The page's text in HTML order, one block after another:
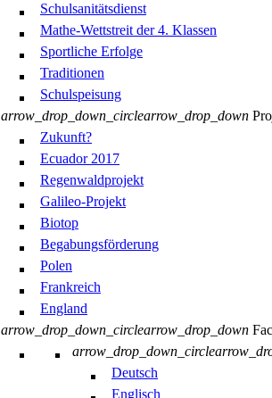
Schulsanitätsdienst
Mathe-Wettstreit der 4. Klassen
Sportliche Erfolge
Traditionen
Schulspeisung
arrow_drop_down_circlearrow_drop_down
Zukunft?
Ecuador 2017
Regenwaldprojekt
Galileo-Projekt
Biotop
Begabungsförderung
Polen
Frankreich
England
arrow_drop_down_circlearrow_drop_down
arrow_drop_down_circle
Deutsch
Englisch